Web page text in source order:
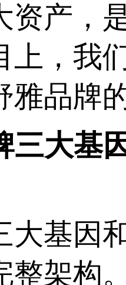
资产，
上，我
雅品牌
三大基
大基因
整架构